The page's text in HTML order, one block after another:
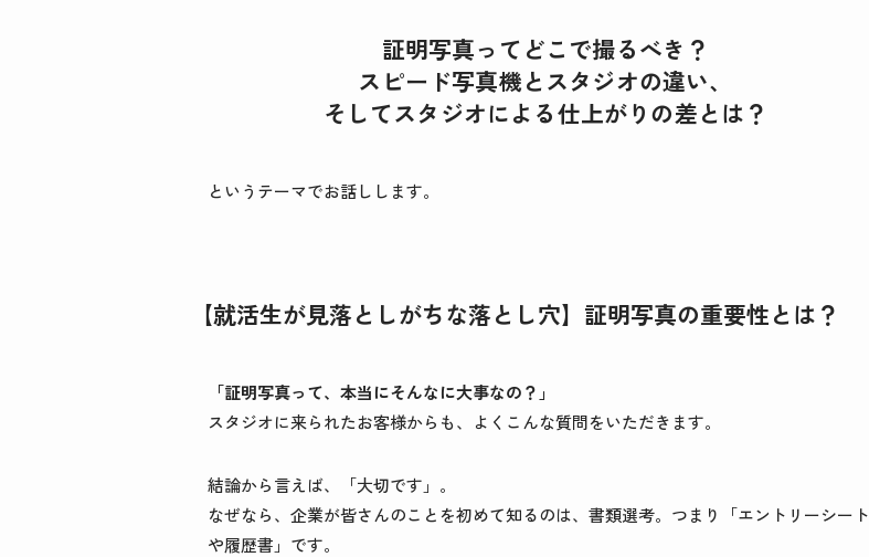
証明写真ってどこで撮るべき？
スピード写真機とスタジオの違い、
そしてスタジオによる仕上がりの差とは？
というテーマでお話しします。
【就活生が見落としがちな落とし穴】証明写真の重要性とは？
「証明写真って、本当にそんなに大事なの？」
スタジオに来られたお客様からも、よくこんな質問をいただきます。
結論から言えば、「大切です」。
なぜなら、企業が皆さんのことを初めて知るのは、書類選考。つまり「エントリーシート
や履歴書」です。